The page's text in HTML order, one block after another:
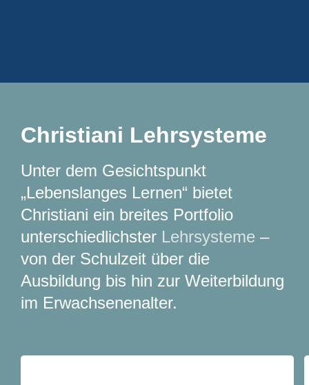
Christiani Lehrsysteme
Unter dem Gesichtspunkt
„Lebenslanges Lernen“ bietet
Christiani ein breites Portfolio
unterschiedlichster Lehrsysteme–
von der Schulzeit über die
Ausbildung bis hin zur Weiterbildung
im Erwachsenenalter.